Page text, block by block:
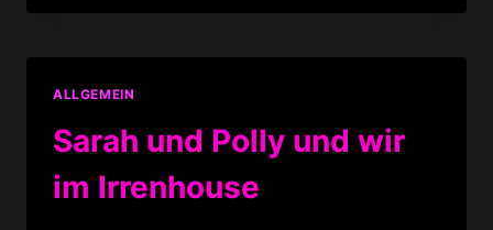
ALLGEMEIN
Sarah und Polly und wir
im Irrenhouse